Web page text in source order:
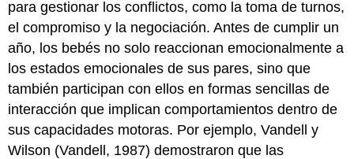
para gestionar los conflictos, como la toma de turnos,
el compromiso y la negociación. Antes de cumplir un
año, los bebés no solo reaccionan emocionalmente a
los estados emocionales de sus pares, sino que
también participan con ellos en formas sencillas de
interacción que implican comportamientos dentro de
sus capacidades motoras. Por ejemplo, Vandell y
Wilson (Vandell, 1987) demostraron que las